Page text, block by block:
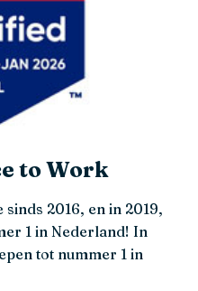
to Work
2016, en in 2019,
1 in Nederland! In
tot nummer 1 in